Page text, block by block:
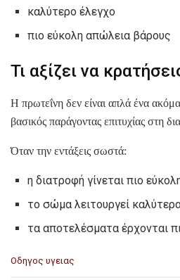
καλύτερο έλεγχο
πιο εύκολη απώλεια βάρους
Τι αξίζει να
Η πρωτεΐνη δεν είναι απλά ένα
βασικός παράγοντας επιτυχίας στη
Όταν την εντάξεις σωστά:
η διατροφή γίνεται πιο
το σώμα λειτουργεί
τα αποτελέσματα έρχονται
C
Οδηγος υγειας